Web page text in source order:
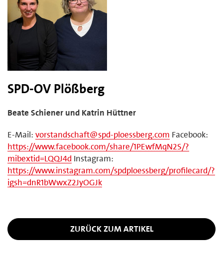
SPD-OV Plößberg
Beate Schiener und Katrin Hüttner
E-Mail: vorstandschaft@spd-ploessberg.com Facebook:
https://www.facebook.com/share/1PEwfMqN2S/?
mibextid=LQQJ4d Instagram:
https://www.instagram.com/spdploessberg/profilecard/?
igsh=dnR1bWwxZ2JyOGJk
ZURÜCK ZUM ARTIKEL